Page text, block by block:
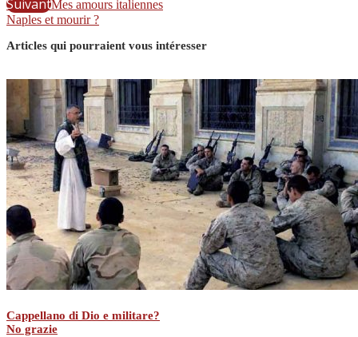
SuivantMes amours italiennes
Naples et mourir ?
Articles qui pourraient vous intéresser
Cappellano di Dio e militare?
No grazie